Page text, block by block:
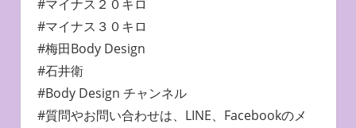
#マイナス２０キロ
#マイナス３０キロ
#梅田Body Design
#石井衛
#Body Design チャンネル
#質問やお問い合わせは、LINE、Facebookのメ